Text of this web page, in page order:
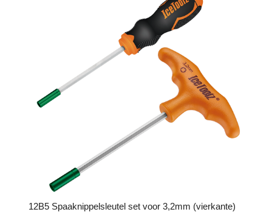
12B5 Spaaknippelsleutel set voor 3,2mm (vierkante)